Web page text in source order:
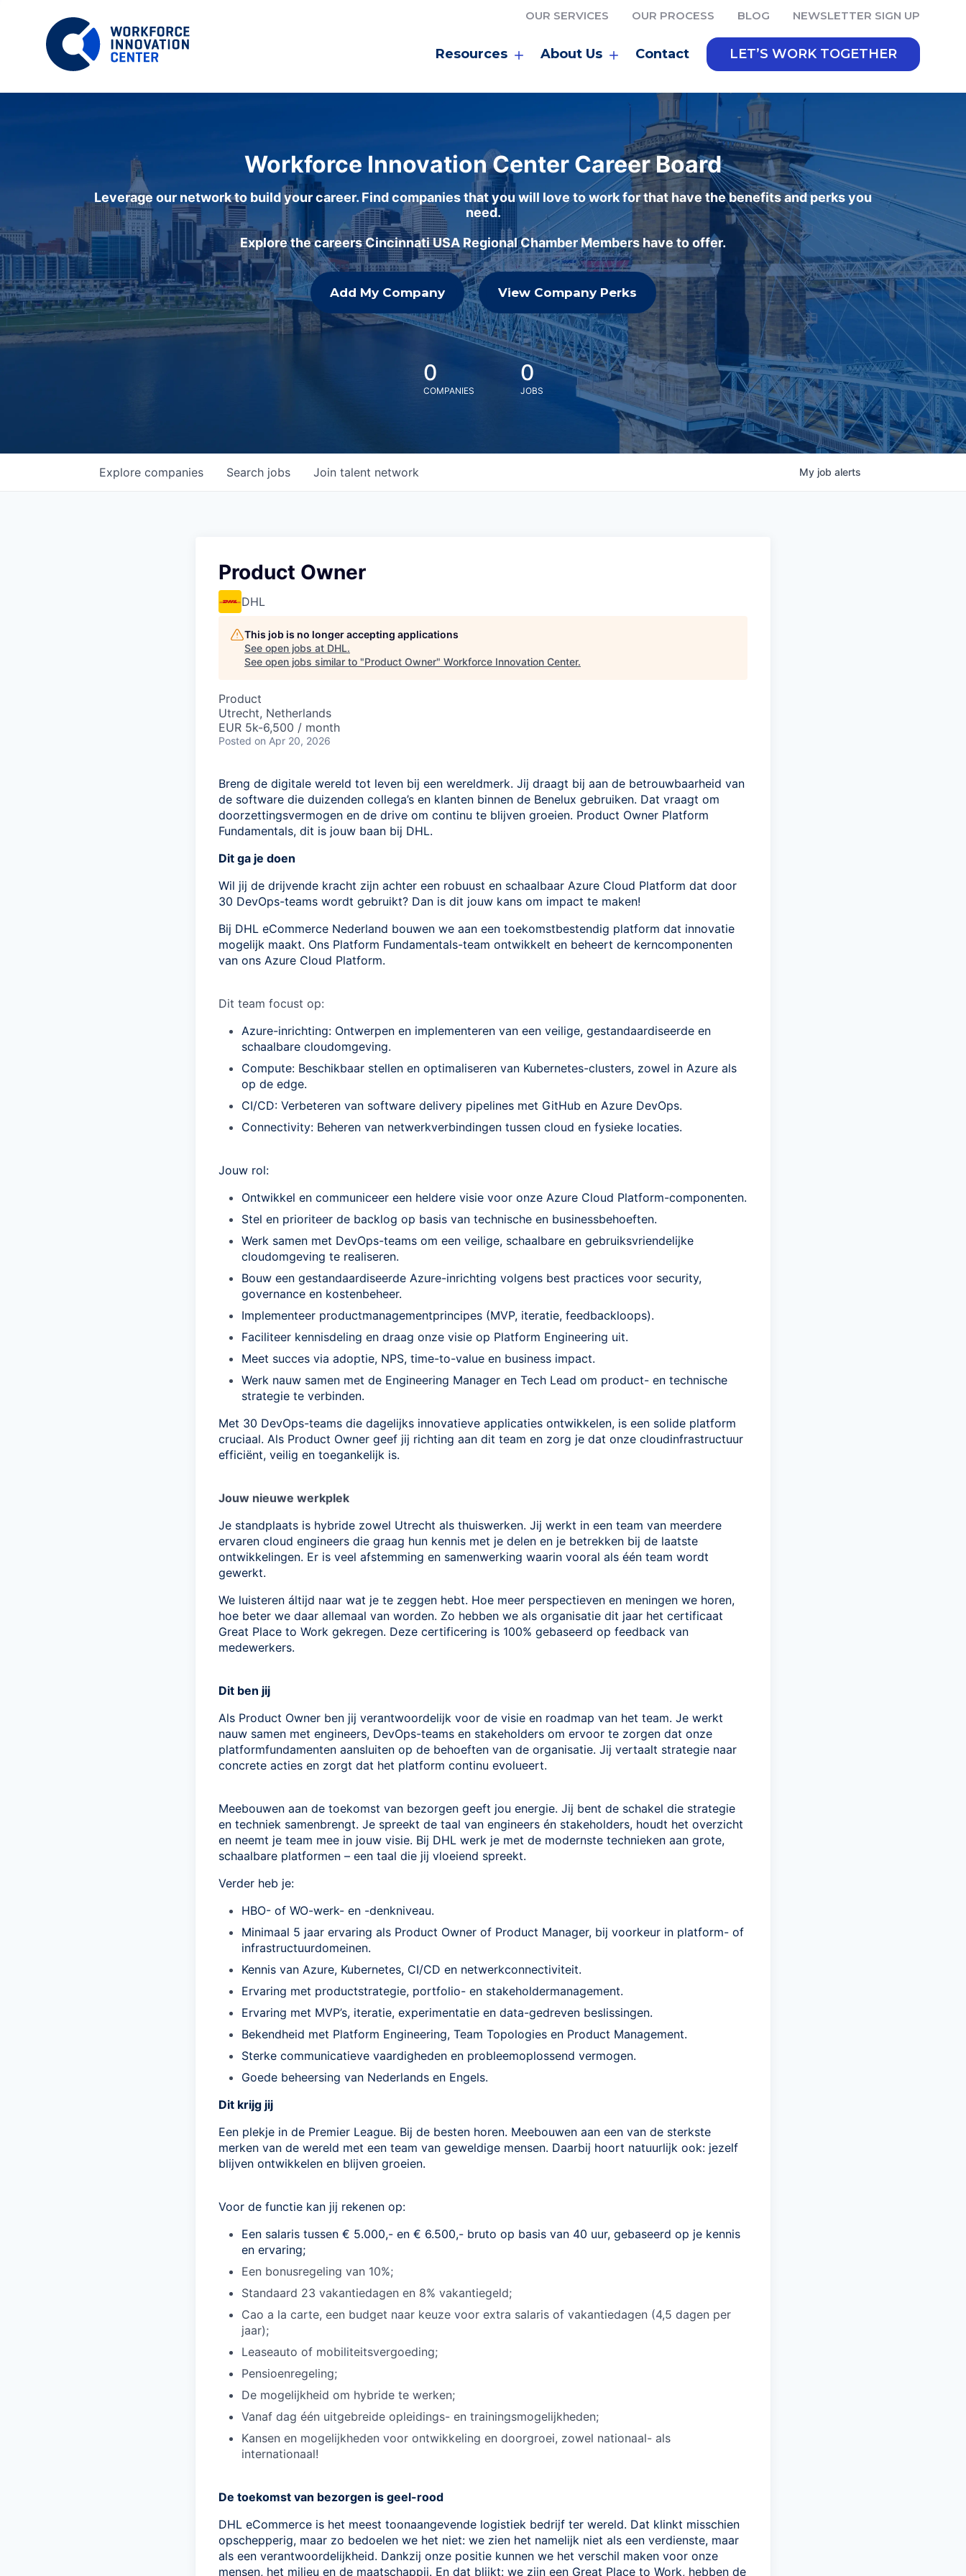
OUR SERVICES OUR PROCESS BLOG NEWSLETTER SIGN UP
Resources About Us Contact LET’S WORK TOGETHER
Workforce Innovation Center Career Board
Leverage our network to build your career. Find companies that you will love to work for that have the benefits and perks you
need.
Explore the careers Cincinnati USA Regional Chamber Members have to offer.
Add My Company View Company Perks
0
COMPANIES
0
JOBS
Search jobs
Explore companies Join talent network My job alerts
Product Owner
DHL
This job is no longer accepting applications
See open jobs at DHL.
See open jobs similar to "Product Owner" Workforce Innovation Center.
Product
Utrecht, Netherlands
EUR 5k-6,500 / month
Posted on Apr 20, 2026
Breng de digitale wereld tot leven bij een wereldmerk. Jij draagt bij aan de betrouwbaarheid van
de software die duizenden collega’s en klanten binnen de Benelux gebruiken. Dat vraagt om
doorzettingsvermogen en de drive om continu te blijven groeien. Product Owner Platform
Fundamentals, dit is jouw baan bij DHL.
Dit ga je doen
Wil jij de drijvende kracht zijn achter een robuust en schaalbaar Azure Cloud Platform dat door
30 DevOps-teams wordt gebruikt? Dan is dit jouw kans om impact te maken!
Bij DHL eCommerce Nederland bouwen we aan een toekomstbestendig platform dat innovatie
mogelijk maakt. Ons Platform Fundamentals-team ontwikkelt en beheert de kerncomponenten
van ons Azure Cloud Platform.
Dit team focust op:
Azure-inrichting: Ontwerpen en implementeren van een veilige, gestandaardiseerde en
schaalbare cloudomgeving.
Compute: Beschikbaar stellen en optimaliseren van Kubernetes-clusters, zowel in Azure als
op de edge.
CI/CD: Verbeteren van software delivery pipelines met GitHub en Azure DevOps.
Connectivity: Beheren van netwerkverbindingen tussen cloud en fysieke locaties.
Jouw rol:
Ontwikkel en communiceer een heldere visie voor onze Azure Cloud Platform-componenten.
Stel en prioriteer de backlog op basis van technische en businessbehoeften.
Werk samen met DevOps-teams om een veilige, schaalbare en gebruiksvriendelijke
cloudomgeving te realiseren.
Bouw een gestandaardiseerde Azure-inrichting volgens best practices voor security,
governance en kostenbeheer.
Implementeer productmanagementprincipes (MVP, iteratie, feedbackloops).
Faciliteer kennisdeling en draag onze visie op Platform Engineering uit.
Meet succes via adoptie, NPS, time-to-value en business impact.
Werk nauw samen met de Engineering Manager en Tech Lead om product- en technische
strategie te verbinden.
Met 30 DevOps-teams die dagelijks innovatieve applicaties ontwikkelen, is een solide platform
cruciaal. Als Product Owner geef jij richting aan dit team en zorg je dat onze cloudinfrastructuur
efficiënt, veilig en toegankelijk is.
Jouw nieuwe werkplek
Je standplaats is hybride zowel Utrecht als thuiswerken. Jij werkt in een team van meerdere
ervaren cloud engineers die graag hun kennis met je delen en je betrekken bij de laatste
ontwikkelingen. Er is veel afstemming en samenwerking waarin vooral als één team wordt
gewerkt.
We luisteren áltijd naar wat je te zeggen hebt. Hoe meer perspectieven en meningen we horen,
hoe beter we daar allemaal van worden. Zo hebben we als organisatie dit jaar het certificaat
Great Place to Work gekregen. Deze certificering is 100% gebaseerd op feedback van
medewerkers.
Dit ben jij
Als Product Owner ben jij verantwoordelijk voor de visie en roadmap van het team. Je werkt
nauw samen met engineers, DevOps-teams en stakeholders om ervoor te zorgen dat onze
platformfundamenten aansluiten op de behoeften van de organisatie. Jij vertaalt strategie naar
concrete acties en zorgt dat het platform continu evolueert.
Meebouwen aan de toekomst van bezorgen geeft jou energie. Jij bent de schakel die strategie
en techniek samenbrengt. Je spreekt de taal van engineers én stakeholders, houdt het overzicht
en neemt je team mee in jouw visie. Bij DHL werk je met de modernste technieken aan grote,
schaalbare platformen – een taal die jij vloeiend spreekt.
Verder heb je:
HBO- of WO-werk- en -denkniveau.
Minimaal 5 jaar ervaring als Product Owner of Product Manager, bij voorkeur in platform- of
infrastructuurdomeinen.
Kennis van Azure, Kubernetes, CI/CD en netwerkconnectiviteit.
Ervaring met productstrategie, portfolio- en stakeholdermanagement.
Ervaring met MVP’s, iteratie, experimentatie en data-gedreven beslissingen.
Bekendheid met Platform Engineering, Team Topologies en Product Management.
Sterke communicatieve vaardigheden en probleemoplossend vermogen.
Goede beheersing van Nederlands en Engels.
Dit krijg jij
Een plekje in de Premier League. Bij de besten horen. Meebouwen aan een van de sterkste
merken van de wereld met een team van geweldige mensen. Daarbij hoort natuurlijk ook: jezelf
blijven ontwikkelen en blijven groeien.
Voor de functie kan jij rekenen op:
Een salaris tussen € 5.000,- en € 6.500,- bruto op basis van 40 uur, gebaseerd op je kennis
en ervaring;
Een bonusregeling van 10%;
Standaard 23 vakantiedagen en 8% vakantiegeld;
Cao a la carte, een budget naar keuze voor extra salaris of vakantiedagen (4,5 dagen per
jaar);
Leaseauto of mobiliteitsvergoeding;
Pensioenregeling;
De mogelijkheid om hybride te werken;
Vanaf dag één uitgebreide opleidings- en trainingsmogelijkheden;
Kansen en mogelijkheden voor ontwikkeling en doorgroei, zowel nationaal- als
internationaal!
De toekomst van bezorgen is geel-rood
DHL eCommerce is het meest toonaangevende logistiek bedrijf ter wereld. Dat klinkt misschien
opschepperig, maar zo bedoelen we het niet: we zien het namelijk niet als een verdienste, maar
als een verantwoordelijkheid. Dankzij onze positie kunnen we het verschil maken voor onze
mensen, het milieu en de maatschappij. En dat blijkt: we zijn een Great Place to Work, hebben de